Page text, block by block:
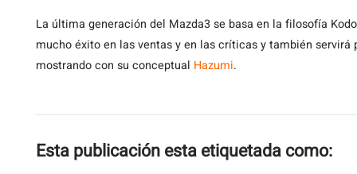
La última generación del Mazda3 se basa en la filosofía
mucho éxito en las ventas y en las críticas y también
mostrando con su conceptual Hazumi.
Esta publicación esta etiquetada como: